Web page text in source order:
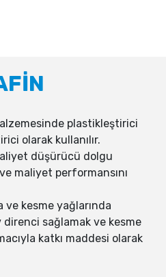
plastikleştirici
olarak kullanılır.
düşürücü dolgu
maliyet performansını
ve kesme yağlarında
direnci sağlamak ve kesme
katkı maddesi olarak